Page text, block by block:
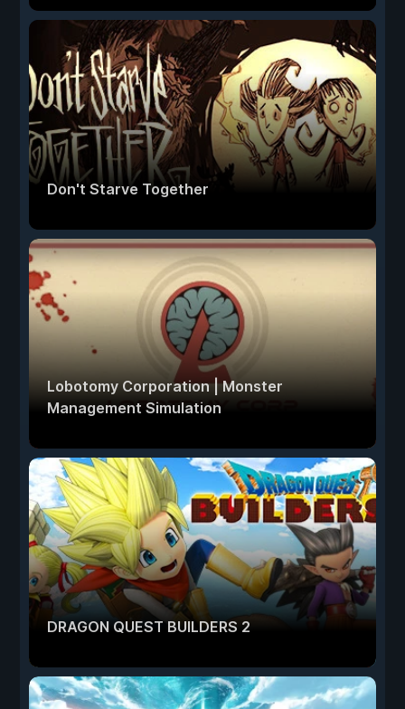
Don't Starve Together
Lobotomy Corporation | Monster
Management Simulation
DRAGON QUEST BUILDERS 2